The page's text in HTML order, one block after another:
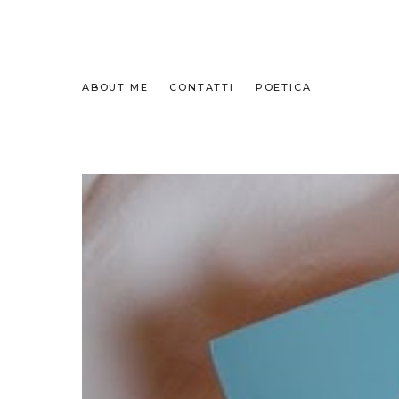
ABOUT ME CONTATTI POETICA